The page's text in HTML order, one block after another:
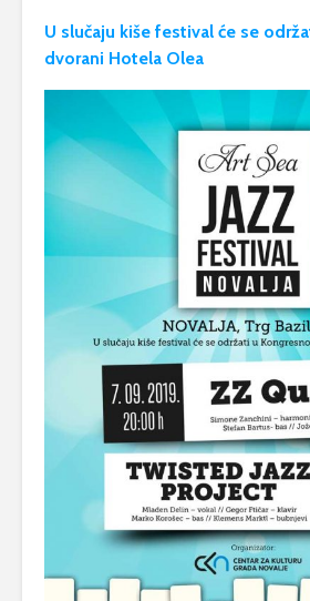
U slučaju kiše festival će se
dvorani Hotela Olea